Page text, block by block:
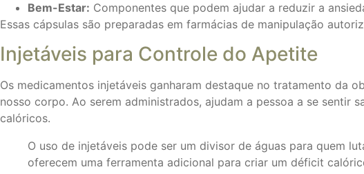
Bem-Estar: Componentes que podem ajudar a reduzir a
Essas cápsulas são preparadas em farmácias de manipulação
Injetáveis para Controle do Apetite
Os medicamentos injetáveis ganharam destaque no tratamento da
nosso corpo. Ao serem administrados, ajudam a pessoa a se sentir
calóricos.
O uso de injetáveis pode ser um divisor de águas para quem
oferecem uma ferramenta adicional para criar um déficit